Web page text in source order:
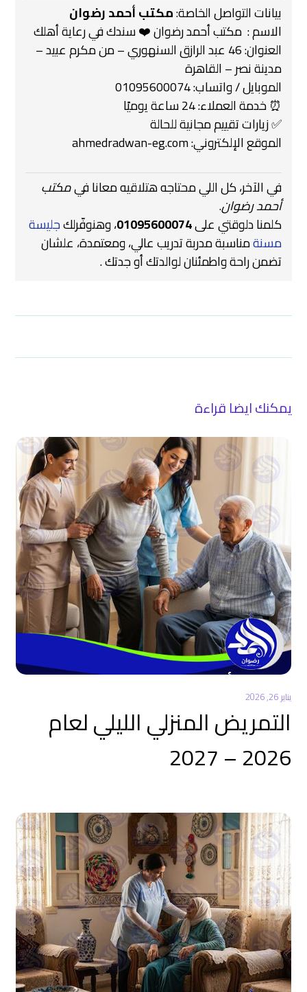
بيانات التواصل الخاصة:مكتب أحمد رضوان
الاسم : ‍ مكتب أحمد رضوان ❤️‍ سندك في رعاية أهلك
العنوان: 46 عبد الرازق السنهوري – من مكرم عبيد –
مدينة نصر – القاهرة
الموبايل / واتساب: 01095600074
⏰ خدمة العملاء: 24 ساعة يوميًا
✅ زيارات تقييم مجانية للحالة
الموقع الإلكتروني:ahmedradwan-eg.com
في الآخر، كل اللي محتاجه هتلاقيه معانا فيمكتب
أحمد رضوان.
كلمنا دلوقتي على01095600074، وهنوفّرلكجليسة
مسنةمناسبة مدربة تدريب عالي، ومعتمدة، علشان
تضمن راحة واطمئنان لوالدتك أو جدتك .
يمكنك ايضا قراءة
يناير 26, 2026
التمريض المنزلي الليلي لعام
2026 – 2027